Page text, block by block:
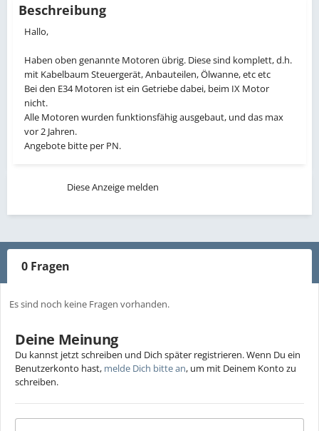
Beschreibung
Hallo,
Haben oben genannte Motoren übrig. Diese sind komplett, d.h.
mit Kabelbaum Steuergerät, Anbauteilen, Ölwanne, etc etc
Bei den E34 Motoren ist ein Getriebe dabei, beim IX Motor
nicht.
Alle Motoren wurden funktionsfähig ausgebaut, und das max
vor 2 Jahren.
Angebote bitte per PN.
Diese Anzeige melden
0 Fragen
Es sind noch keine Fragen vorhanden.
Deine Meinung
Du kannst jetzt schreiben und Dich später registrieren. Wenn Du ein
Benutzerkonto hast, melde Dich bitte an, um mit Deinem Konto zu
schreiben.